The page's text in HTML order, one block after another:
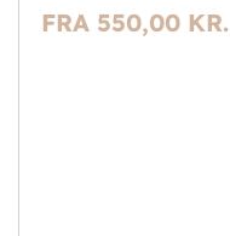
FRA 550,00 KR.